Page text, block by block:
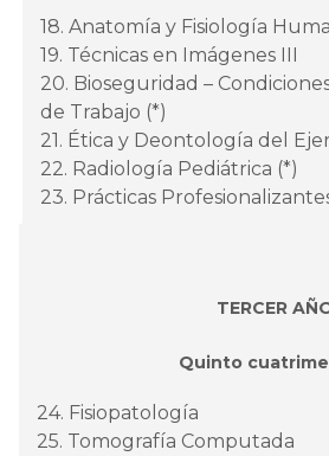
18. Anatomía y Fisiología
19. Técnicas en Imágenes III
20. Bioseguridad –
de Trabajo (*)
21. Ética y Deontología del
22. Radiología Pediátrica (*)
23. Prácticas
TERCER
Quinto
24. Fisiopatología
25. Tomografía Computada